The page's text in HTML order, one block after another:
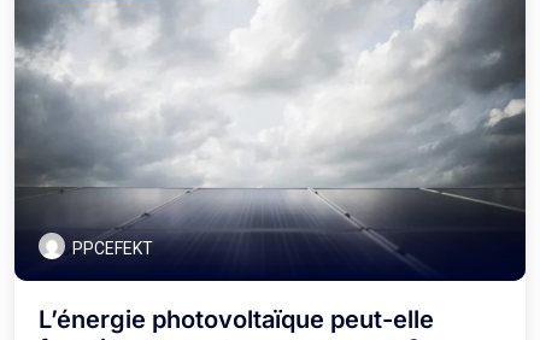
PPCEFEKT
L’énergie photovoltaïque peut-elle